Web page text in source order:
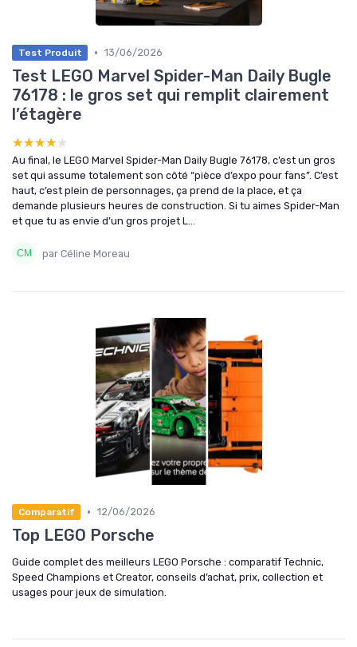
Test Produit • 13/06/2026
Test LEGO Marvel Spider-Man Daily Bugle
76178 : le gros set qui remplit clairement
l’étagère
★★★★★
★★★★★
Au final, le LEGO Marvel Spider-Man Daily Bugle 76178, c’est un gros
set qui assume totalement son côté “pièce d’expo pour fans”. C’est
haut, c’est plein de personnages, ça prend de la place, et ça
demande plusieurs heures de construction. Si tu aimes Spider-Man
et que tu as envie d’un gros projet L...
par Céline Moreau
Comparatif • 12/06/2026
Top LEGO Porsche
Guide complet des meilleurs LEGO Porsche : comparatif Technic,
Speed Champions et Creator, conseils d’achat, prix, collection et
usages pour jeux de simulation.